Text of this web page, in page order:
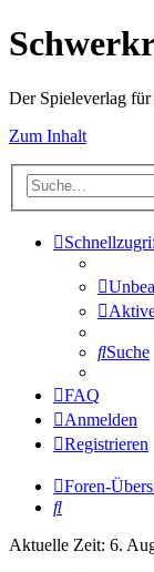
Der Spieleverlag für
Zum Inhalt
Suche
FAQ
Anmelden
Registrieren
Foren-
Suche
Aktuelle Zeit: 6.